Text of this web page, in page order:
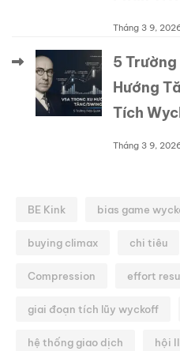
Tháng 3 9,
5 Trường
Hướng
Tích
Tháng 3 9,
BE Kink bias game
buying climax chi tiêu
Compression effort
giai đoạn tích lũy wyckoff
hệ thống giao dịch hội